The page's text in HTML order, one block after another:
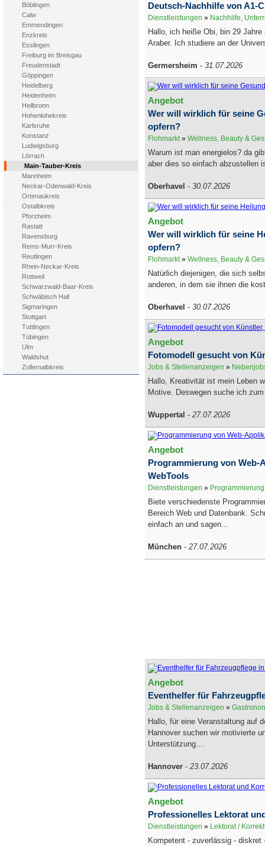
Böblingen
Calw
Emmendingen
Enzkreis
Esslingen
Freiburg im Breisgau
Freudenstadt
Göppingen
Heidelberg
Heidenheim
Heilbronn
Hohenlohekreis
Karlsruhe
Konstanz
Ludwigsburg
Lörrach
Main-Tauber-Kreis
Mannheim
Neckar-Odenwald-Kreis
Ortenaukreis
Ostalbkreis
Pforzheim
Rastatt
Ravensburg
Rems-Murr-Kreis
Reutlingen
Rhein-Neckar-Kreis
Rottweil
Schwarzwald-Baar-Kreis
Schwäbisch Hall
Sigmaringen
Stuttgart
Tuttlingen
Tübingen
Ulm
Waldshut
Zollernalbkreis
Deutsch-Nachhilfe von A1-
Dienstleistungen » Nachhilfe,
Hallo, ich heiße Obi, bin 29
Araber. Ich studiere an der
Germersheim - 31.07.2026
Angebot
Wer will wirklich für seine
opfern?
Flohmarkt» Wellness, Beauty &
Warum ist man energielos? da
aber dies so einfach abzustellen
Oberhavel - 30.07.2026
Angebot
Wer will wirklich für seine
opfern?
Flohmarkt» Wellness, Beauty &
Natürlich diejenigen, die sich
anderen, in dem sie ihnen die
Oberhavel - 30.07.2026
Angebot
Fotomodell gesucht von
Jobs & Stellenanzeigen »
Hallo, Kreativität ist mein Leben
Motive. Deswegen suche ich
Wuppertal - 27.07.2026
Angebot
Programmierung von Web-
WebTools
Dienstleistungen »
Biete verschiedenste
Bereich Web und Datenbank.
einfach an und sagen...
München - 27.07.2026
Angebot
Eventhelfer für
Jobs & Stellenanzeigen »
Hallo, für eine Veranstaltung auf
Hannover suchen wir motivierte
Unterstützung....
Hannover - 23.07.2026
Angebot
Professionelles Lektorat
Dienstleistungen » Lektorat /
Kompetent - zuverlässig - diskret